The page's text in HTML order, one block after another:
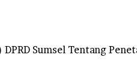
Sumsel Tentang